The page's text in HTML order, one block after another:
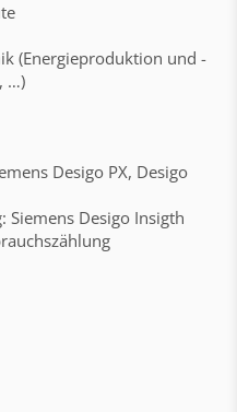
(Energieproduktion und -
…)
Desigo PX, Desigo
Desigo Insigth